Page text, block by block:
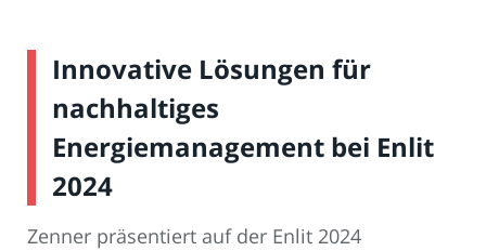
Innovative Lösungen für
nachhaltiges
Energiemanagement bei Enlit
2024
Zenner präsentiert auf der Enlit 2024